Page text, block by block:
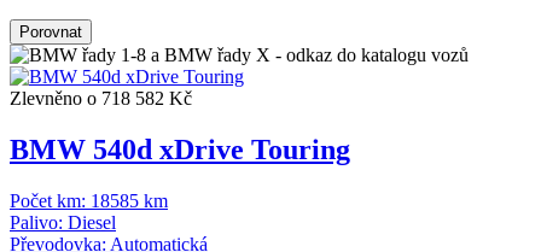
Porovnat
Zlevněno o 718 582 Kč
BMW 540d xDrive Touring
Počet km: 18585 km
Palivo: Diesel
Převodovka: Automatická